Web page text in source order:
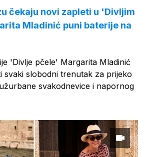
čekaju novi zapleti u 'Divljim
Mladinić puni baterije na
'Divlje pčele' Margarita Mladinić
svaki slobodni trenutak za prijeko
svakodnevice i napornog